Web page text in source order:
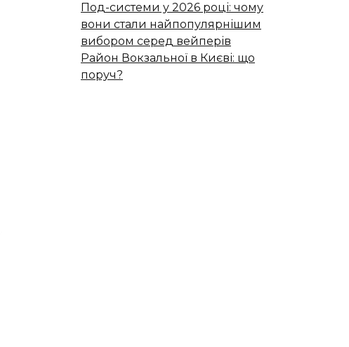
Под-системи у 2026 році: чому
вони стали найпопулярнішим
вибором серед вейперів
Район Вокзальної в Києві: що
поруч?